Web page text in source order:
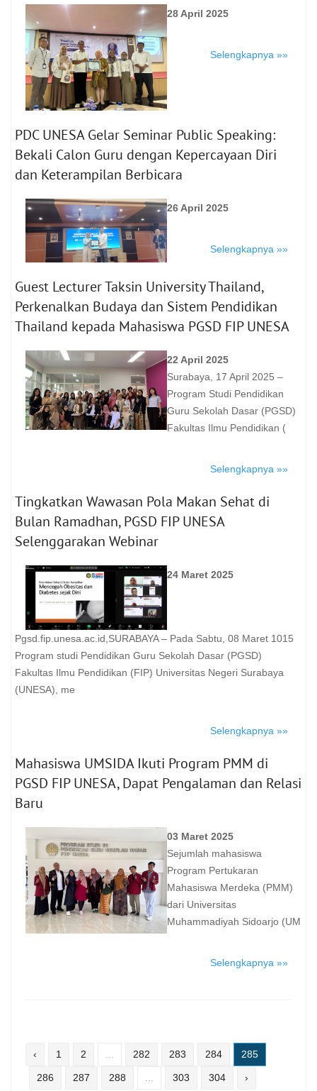
28 April 2025
Selengkapnya »»
PDC UNESA Gelar Seminar Public Speaking:
Bekali Calon Guru dengan Kepercayaan Diri
dan Keterampilan Berbicara
26 April 2025
Selengkapnya »»
Guest Lecturer Taksin University Thailand,
Perkenalkan Budaya dan Sistem Pendidikan
Thailand kepada Mahasiswa PGSD FIP UNESA
22 April 2025
Surabaya, 17 April 2025 –
Program Studi Pendidikan
Guru Sekolah Dasar (PGSD)
Fakultas Ilmu Pendidikan (
Selengkapnya »»
Tingkatkan Wawasan Pola Makan Sehat di
Bulan Ramadhan, PGSD FIP UNESA
Selenggarakan Webinar
24 Maret 2025
Pgsd.fip.unesa.ac.id,SURABAYA – Pada Sabtu, 08 Maret 1015
Program studi Pendidikan Guru Sekolah Dasar (PGSD)
Fakultas Ilmu Pendidikan (FIP) Universitas Negeri Surabaya
(UNESA), me
Selengkapnya »»
Mahasiswa UMSIDA Ikuti Program PMM di
PGSD FIP UNESA, Dapat Pengalaman dan Relasi
Baru
03 Maret 2025
Sejumlah mahasiswa
Program Pertukaran
Mahasiswa Merdeka (PMM)
dari Universitas
Muhammadiyah Sidoarjo (UM
Selengkapnya »»
‹ 1 2 ... 282 283 284 285
286 287 288 ... 303 304 ›